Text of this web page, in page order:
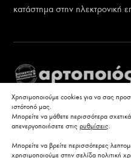
κατάστημα στην ηλεκτρονική
Χρησιμοποιούμε cookies για να σας
ιστότοπό μας.
Μπορείτε να μάθετε περισσότερα
απενεργοποιήσετε στις ρυθμίσεις.
Μπορείτε να βρείτε περισσότερες
χρησιμοποιούμε στην σελίδα πολιτική